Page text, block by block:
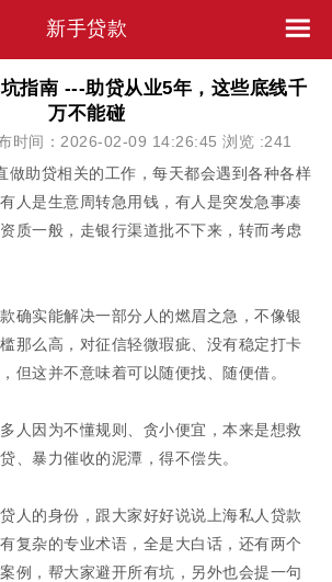
新手贷款
坑指南 ---助贷从业5年，这些底线千
万不能碰
时间：2026-02-09 14:26:45 浏览 :241
做助贷相关的工作，每天都会遇到各种各样
人是生意周转急用钱，有人是突发急事凑
质一般，走银行渠道批不下来，转而考虑
确实能解决一部分人的燃眉之急，不像银
那么高，对征信轻微瑕疵、没有稳定打卡
但这并不意味着可以随便找、随便借。
人因为不懂规则、贪小便宜，本来是想救
、暴力催收的泥潭，得不偿失。
人的身份，跟大家好好说说上海私人贷款
复杂的专业术语，全是大白话，还有两个
例，帮大家避开所有坑，另外也会提一句